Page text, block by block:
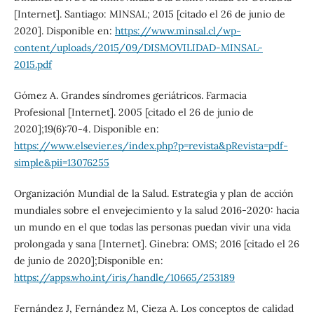
[Internet]. Santiago: MINSAL; 2015 [citado el 26 de junio de
2020]. Disponible en: https://www.minsal.cl/wp-
content/uploads/2015/09/DISMOVILIDAD-MINSAL-
2015.pdf
Gómez A. Grandes síndromes geriátricos. Farmacia
Profesional [Internet]. 2005 [citado el 26 de junio de
2020];19(6):70-4. Disponible en:
https://www.elsevier.es/index.php?p=revista&pRevista=pdf-
simple&pii=13076255
Organización Mundial de la Salud. Estrategia y plan de acción
mundiales sobre el envejecimiento y la salud 2016-2020: hacia
un mundo en el que todas las personas puedan vivir una vida
prolongada y sana [Internet]. Ginebra: OMS; 2016 [citado el 26
de junio de 2020];Disponible en:
https://apps.who.int/iris/handle/10665/253189
Fernández J, Fernández M, Cieza A. Los conceptos de calidad